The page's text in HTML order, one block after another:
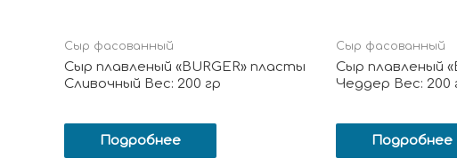
Сыр фасованный
Сыр плавленый «BURGER» пласты
Сливочный Вес: 200 гр
Подробнее
Сыр фасованный
Сыр плавленый
Чеддер Вес: 200
Подробнее